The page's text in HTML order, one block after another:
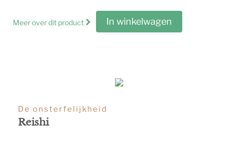
Meer over dit product In winkelwagen
De onsterfelijkheid
Reishi